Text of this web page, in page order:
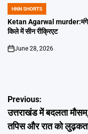
POSTED
IN
HNN SHORTS
Ketan Agarwal
किले में सीन रीक्रिएट
on
June 28, 2026
Post
navigation
Previous:
उत्तराखंड में बदलता
तपिस और रात को